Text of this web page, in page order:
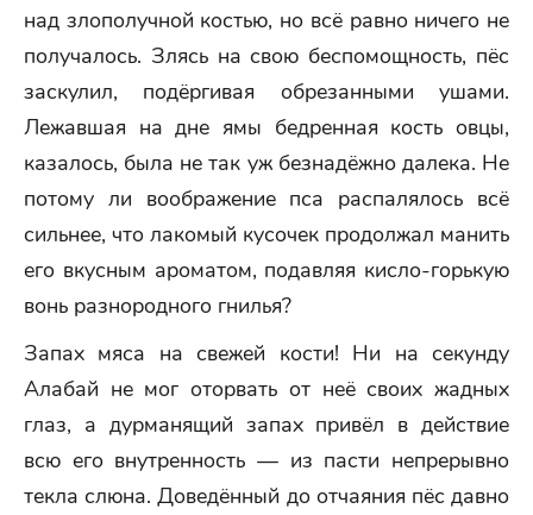
над злополучной костью, но всё равно ничего не
получалось. Злясь на свою беспомощность, пёс
заскулил, подёргивая обрезанными ушами.
Лежавшая на дне ямы бедренная кость овцы,
казалось, была не так уж безнадёжно далека. Не
потому ли воображение пса распалялось всё
сильнее, что лакомый кусочек продолжал манить
его вкусным ароматом, подавляя кисло-горькую
вонь разнородного гнилья?
Запах мяса на свежей кости! Ни на секунду
Алабай не мог оторвать от неё своих жадных
глаз, а дурманящий запах привёл в действие
всю его внутренность — из пасти непрерывно
текла слюна. Доведённый до отчаяния пёс давно